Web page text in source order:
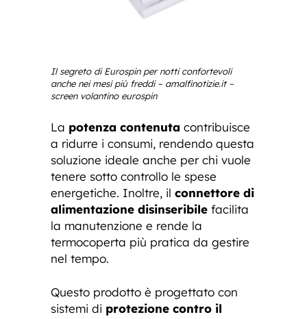
Il segreto di Eurospin per notti confortevoli
anche nei mesi più freddi – amalfinotizie.it –
screen volantino eurospin
La potenza contenuta contribuisce
a ridurre i consumi, rendendo questa
soluzione ideale anche per chi vuole
tenere sotto controllo le spese
energetiche. Inoltre, il connettore di
alimentazione disinseribile facilita
la manutenzione e rende la
termocoperta più pratica da gestire
nel tempo.
Questo prodotto è progettato con
sistemi di protezione contro il